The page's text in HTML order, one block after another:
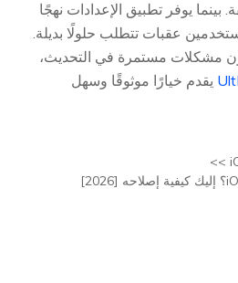
يوفر تطبيق الإعدادات نهجًا
عقبات تتطلب حلولًا بديلة.
مشكلات مستمرة في التحديث،
يقدم خيارًا موثوقًا وسهل